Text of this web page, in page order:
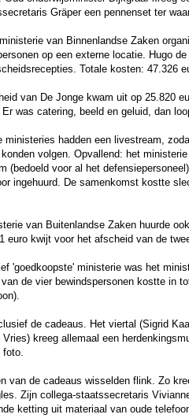
Gräper een pennenset ter
van Binnenlandse Zaken
op een externe locatie. Hugo
Totale kosten: 47.326
van De Jonge kwam uit op 25.820
was catering, beeld en geluid, dan
ministeries hadden een livestream,
volgen. Opvallend: het
(bedoeld voor al het
ingehuurd. De samenkomst kostte
van Buitenlandse Zaken huurde
euro kwijt voor het afscheid van de
'goedkoopste' ministerie was het
de vier bewindspersonen kostte in
de cadeaus. Het viertal (Sigrid
kreeg allemaal een
foto.
van de cadeaus wisselden flink. Zo
Zijn collega-staatssecretaris
ketting uit materiaal van oude